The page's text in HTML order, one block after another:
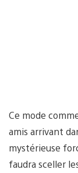
Ce mode
amis arrivant
mystérieuse
faudra sceller